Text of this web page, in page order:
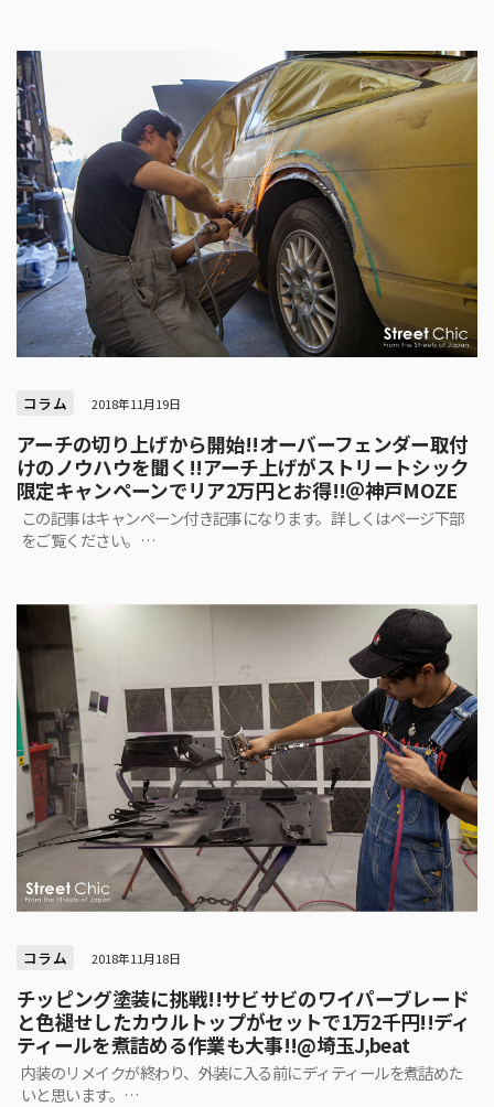
コラム 2018年11月19日
アーチの切り上げから開始!!オーバーフェンダー取付
けのノウハウを聞く!!アーチ上げがストリートシック
限定キャンペーンでリア2万円とお得!!＠神戸MOZE
この記事はキャンペーン付き記事になります。詳しくはページ下部
をご覧ください。…
コラム 2018年11月18日
チッピング塗装に挑戦!!サビサビのワイパーブレード
と色褪せしたカウルトップがセットで1万2千円!!ディ
ティールを煮詰める作業も大事!!@埼玉J,beat
内装のリメイクが終わり、外装に入る前にディティールを煮詰めた
いと思います。…